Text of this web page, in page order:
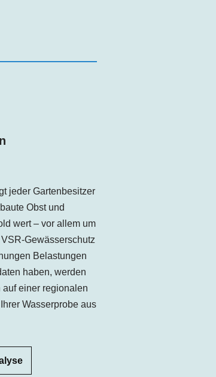
jeder Gartenbesitzer
Obst und
wert – vor allem um
Gewässerschutz
Belastungen
haben, werden
einer regionalen
Wasserprobe aus